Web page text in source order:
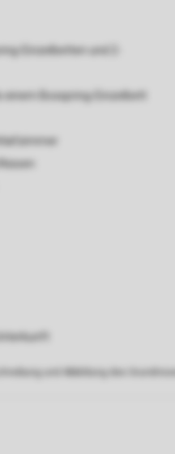
Einzelbetten und 2-
Boxspring-Einzelbett